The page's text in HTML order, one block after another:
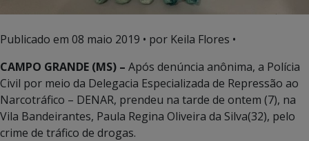
Publicado em 08 maio 2019 • por Keila Flores •
CAMPO GRANDE (MS) – Após denúncia anônima, a Polícia
Civil por meio da Delegacia Especializada de Repressão ao
Narcotráfico – DENAR, prendeu na tarde de ontem (7), na
Vila Bandeirantes, Paula Regina Oliveira da Silva(32), pelo
crime de tráfico de drogas.